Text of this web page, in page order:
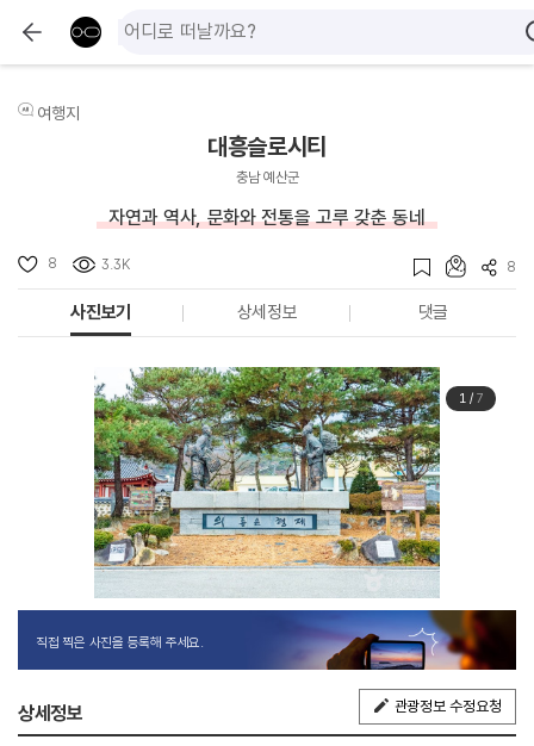
여행지
대흥슬로시티
충남 예산군
자연과 역사, 문화와 전통을 고루 갖춘 동네
8 3.3K 8
사진보기 상세정보 댓글
1/ 7
직접 찍은 사진을 등록해 주세요.
상세정보 관광정보 수정요청